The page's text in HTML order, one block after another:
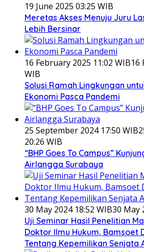
19 June 2025 03:25 WIB
Meretas Akses Menuju Juru
Lebih Bersinar
16 February 2025 11:02 WIB16
WIB
Solusi Ramah Lingkungan
Ekonomi Pasca Pandemi
25 September 2024 17:50 WIB
20:26 WIB
“BHP Goes To Campus”
Airlangga Surabaya
30 May 2024 18:52 WIB30 May
Uji Seminar Hasil Penelitian
Doktor Ilmu Hukum, Bamsoet
Tentang Kepemilikan Senjata